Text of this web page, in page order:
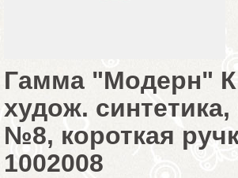
Гамма "Модерн"
худож. синтетика,
№8, короткая
1002008